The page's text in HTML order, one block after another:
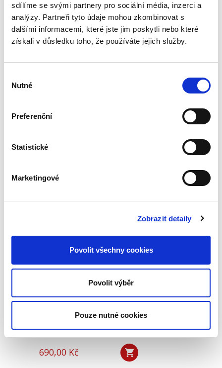
sdílíme se svými partnery pro sociální média, inzerci a
analýzy. Partneři tyto údaje mohou zkombinovat s
dalšími informacemi, které jste jim poskytli nebo které
získali v důsledku toho, že používáte jejich služby.
souhlasu
Nutné
Preferenční
Statistické
Marketingové
Zobrazit detaily
Povolit všechny cookies
Povolit výběr
Pouze nutné cookies
Spory o skončení
pracovního poměru
390,00 Kč
vést k soudnímu sporu. Předkládaná publikace
mezinárodních
Alexander J. Bělohlávek
690,00 Kč